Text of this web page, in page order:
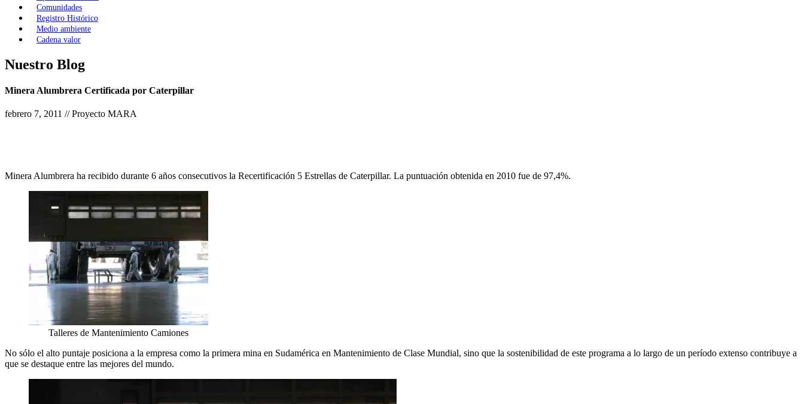
Comunidades
Registro Histórico
Medio ambiente
Cadena valor
Nuestro Blog
Minera Alumbrera Certificada por Caterpillar
febrero 7, 2011 // Proyecto MARA
Minera Alumbrera ha recibido durante 6 años consecutivos la Recertificación 5 Estrellas de Caterpillar. La puntuación obtenida en 2010 fue de 97,4%.
Talleres de Mantenimiento Camiones
No sólo el alto puntaje posiciona a la empresa como la primera mina en Sudamérica en Mantenimiento de Clase Mundial, sino que la sostenibilidad de este programa a lo largo de un período extenso contribuye a
que se destaque entre las mejores del mundo.